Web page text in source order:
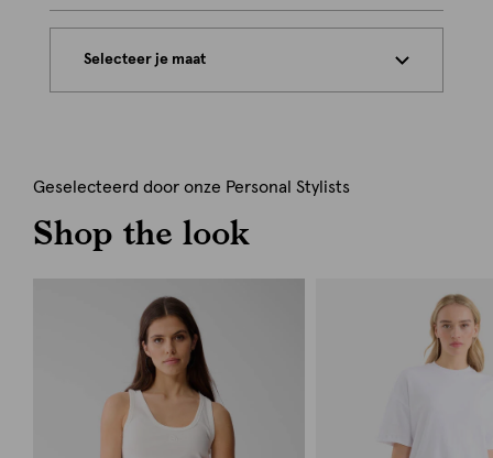
Selecteer je maat
Geselecteerd door onze Personal Stylists
Shop the look